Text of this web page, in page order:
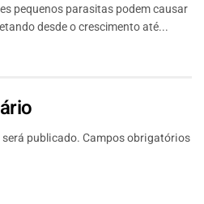
pequenos parasitas podem causar
desde o crescimento até...
será publicado.Campos obrigatórios